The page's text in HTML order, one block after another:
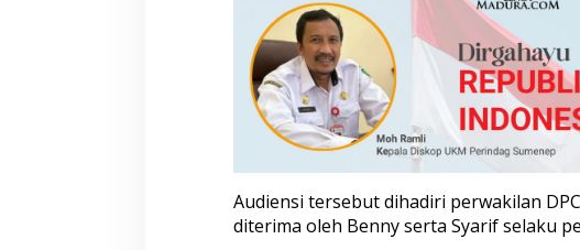
a
m
a
S
e
k
d
a
Audiensi tersebut dihadiri perwakilan
diterima oleh Benny serta Syarif selaku